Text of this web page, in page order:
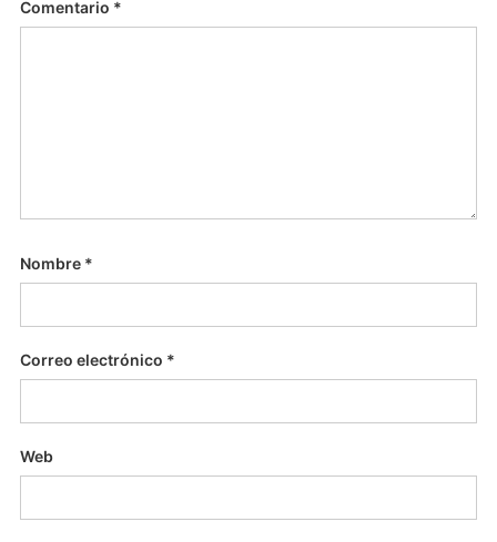
Comentario *
Nombre *
Correo electrónico *
Web